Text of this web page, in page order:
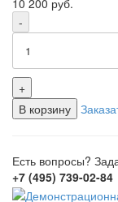
10 200 руб.
-
+
В корзину
Есть вопросы?
+7 (495) 739-02-84